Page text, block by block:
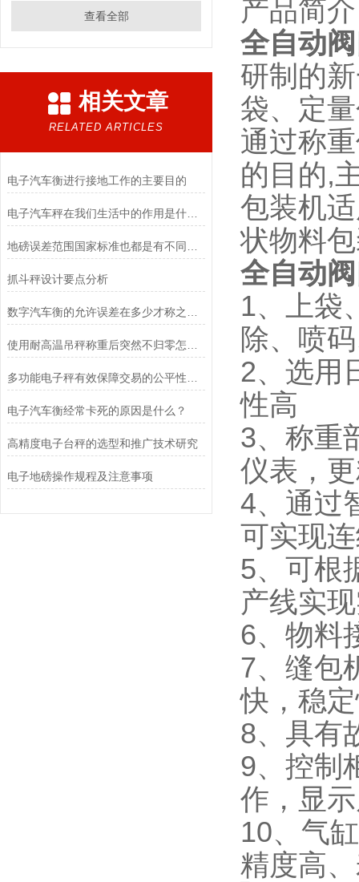
查看全部
相关文章
RELATED ARTICLES
电子汽车衡进行接地工作的主要目的
电子汽车秤在我们生活中的作用是什么？
抓斗秤设计要点分析
电子汽车衡经常卡死的原因是什么？
高精度电子台秤的选型和推广技术研究
电子地磅操作规程及注意事项
产品简介
全自动
研制的
袋、定
通过称
的目的,
包装机
状物料
全自动
1、上袋
除、喷
2、选用
性高
3、称重
仪表，
4、通过
可实现
5、可根
产线实
6、物料
7、缝包
快，稳
8、具有
9、控制
作，显
10、气
精度高